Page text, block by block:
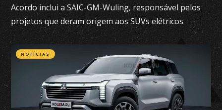
Acordo inclui a SAIC-GM-Wuling, responsável pelos
projetos que deram origem aos SUVs elétricos
vendidos atualmente no Brasil
NOTÍCIAS